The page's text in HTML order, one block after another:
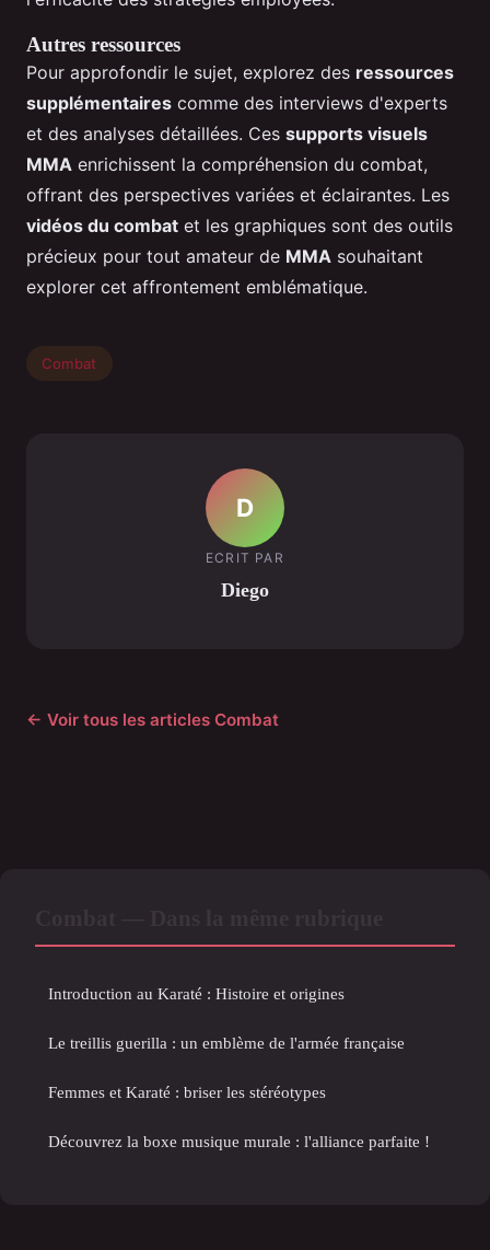
Autres ressources
Pour approfondir le sujet, explorez des ressources
supplémentaires comme des interviews d'experts
et des analyses détaillées. Ces supports visuels
MMA enrichissent la compréhension du combat,
offrant des perspectives variées et éclairantes. Les
vidéos du combat et les graphiques sont des outils
précieux pour tout amateur de MMA souhaitant
explorer cet affrontement emblématique.
Combat
D
ECRIT PAR
Diego
← Voir tous les articles Combat
Introduction au Karaté : Histoire et origines
Le treillis guerilla : un emblème de l'armée française
Femmes et Karaté : briser les stéréotypes
Découvrez la boxe musique murale : l'alliance parfaite !